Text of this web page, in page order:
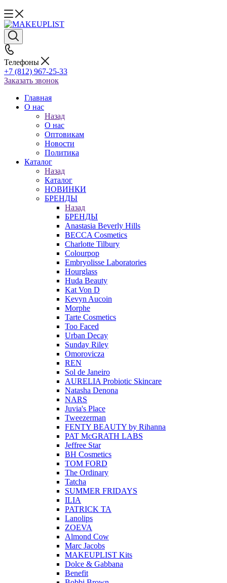
Телефоны
+7 (812) 967-25-33
Заказать звонок
Главная
О нас
Назад
О нас
Оптовикам
Новости
Политика
Каталог
Назад
Каталог
НОВИНКИ
БРЕНДЫ
Назад
БРЕНДЫ
Anastasia Beverly Hills
BECCA Cosmetics
Charlotte Tilbury
Colourpop
Embryolisse Laboratories
Hourglass
Huda Beauty
Kat Von D
Kevyn Aucoin
Morphe
Tarte Cosmetics
Too Faced
Urban Decay
Sunday Riley
Omorovicza
REN
Sol de Janeiro
AURELIA Probiotic Skincare
Natasha Denona
NARS
Juvia's Place
Tweezerman
FENTY BEAUTY by Rihanna
PAT McGRATH LABS
Jeffree Star
BH Cosmetics
TOM FORD
The Ordinary
Tatcha
SUMMER FRIDAYS
ILIA
PATRICK TA
Lanolips
ZOEVA
Almond Cow
Marc Jacobs
MAKEUPLIST Kits
Dolce & Gabbana
Benefit